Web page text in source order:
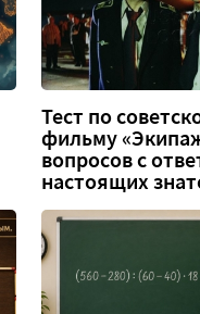
Тест по
фильму
вопросов с
настоящих